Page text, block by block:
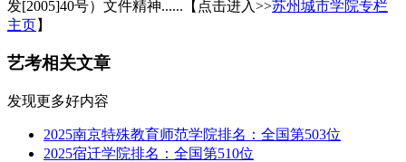
发[2005]40号）文件精神......【点击进入>>苏州城市学院专栏
主页】
艺考相关文章
发现更多好内容
2025南京特殊教育师范学院排名：全国第503位
2025宿迁学院排名：全国第510位